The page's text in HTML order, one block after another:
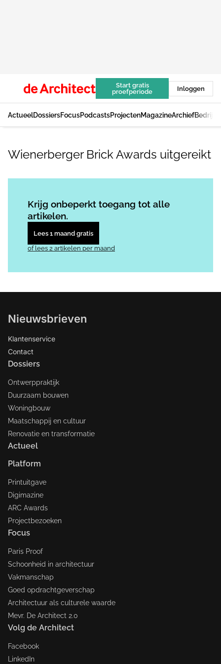
Start gratis
proefperiode
Inloggen
ActueelDossiersFocusPodcastsProjectenMagazineArchief
Wienerberger Brick Awards uitgereikt
Krijg onbeperkt toegang tot alle
artikelen.
Lees 1 maand gratis
of lees 2 artikelen per maand
Nieuwsbrieven
Klantenservice
Contact
Dossiers
Ontwerppraktijk
Duurzaam bouwen
Woningbouw
Maatschappij en cultuur
Renovatie en transformatie
Actueel
Platform
Printuitgave
Digimazine
ARC Awards
Projectbezoeken
Focus
Paris Proof
Schoonheid in architectuur
Vakmanschap
Goed opdrachtgeverschap
Architectuur als culturele waarde
Mevr. De Architect 2.0
Volg de Architect
Facebook
LinkedIn